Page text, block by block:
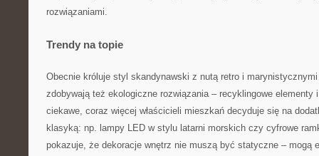
rozwiązaniami.
Trendy na topie
Obecnie króluje styl skandynawski z nutą retro i
zdobywają też ekologiczne rozwiązania – recyklingowe elementy
ciekawe, coraz więcej właścicieli mieszkań decyduje się na
klasyką: np. lampy LED w stylu latarni morskich czy cyfrowe
pokazuje, że dekoracje wnętrz nie muszą być statyczne – mogą